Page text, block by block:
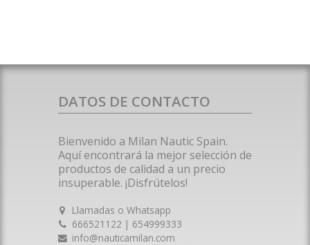
DATOS DE CONTACTO
Bienvenido a Milan Nautic Spain.
Aquí encontrará la mejor selección de
productos de calidad a un precio
insuperable. ¡Disfrútelos!
Llamadas o Whatsapp
666521122 | 654999333
info@nauticamilan.com